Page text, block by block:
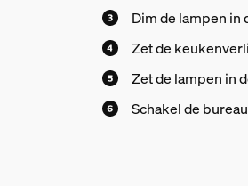
Dim de lampen in
Zet de
Zet de lampen in
Schakel de